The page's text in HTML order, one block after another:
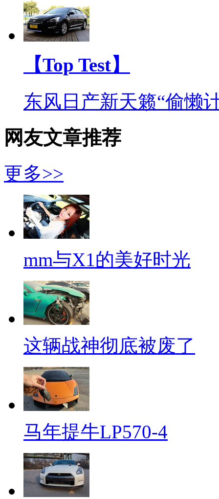
【Top Test】
东风日产新天籁“偷懒
网友文章推荐
更多>>
mm与X1的美好时光
这辆战神彻底被废了
马年提牛LP570-4